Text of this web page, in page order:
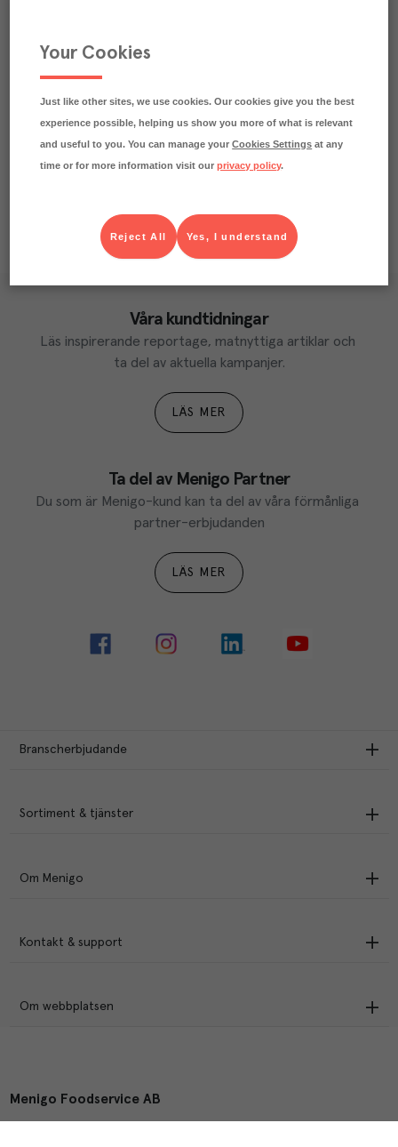
Varje kilo av varan påverkar klimatet motsvarande
utsläppen av 0.2 kg koldioxid.
Våra kundtidningar
Läs inspirerande reportage, matnyttiga artiklar och
ta del av aktuella kampanjer.
LÄS MER
Ta del av Menigo Partner
Du som är Menigo-kund kan ta del av våra förmånliga
partner-erbjudanden
LÄS MER
Branscherbjudande
Sortiment & tjänster
Om Menigo
Kontakt & support
Om webbplatsen
Menigo Foodservice AB
Your Cookies
Just like other sites, we use cookies. Our cookies give you the best
experience possible, helping us show you more of what is relevant
and useful to you. You can manage yourCookies Settings at any
time or for more information visit ourprivacy policy.
Yes, I understand
Reject All